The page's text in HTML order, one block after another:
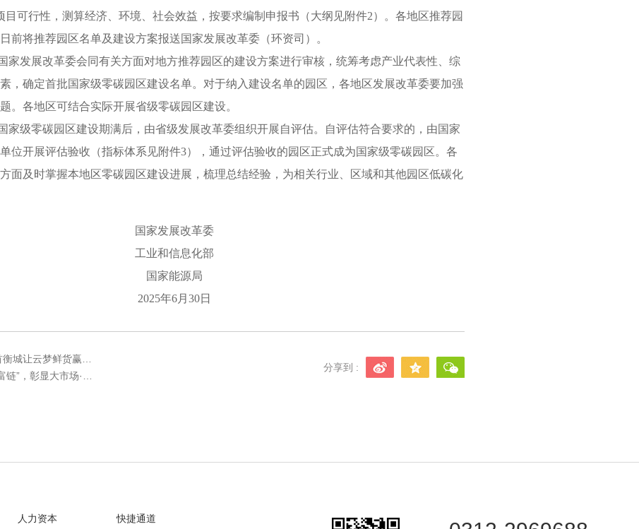
目可行性，测算经济、环境、社会效益，按要求编制申报书（大纲见附件2）。各地区推荐园
前将推荐园区名单及建设方案报送国家发展改革委（环资司）。
家发展改革委会同有关方面对地方推荐园区的建设方案进行审核，统筹考虑产业代表性、综
，确定首批国家级零碳园区建设名单。对于纳入建设名单的园区，各地区发展改革委要加强
。各地区可结合实际开展省级零碳园区建设。
家级零碳园区建设期满后，由省级发展改革委组织开展自评估。自评估符合要求的，由国家
位开展评估验收（指标体系见附件3），通过评估验收的园区正式成为国家级零碳园区。各
面及时掌握本地区零碳园区建设进展，梳理总结经验，为相关行业、区域和其他园区低碳化
国家发展改革委
工业和信息化部
国家能源局
2025年6月30日
分享到 :
人力资本 快捷通道